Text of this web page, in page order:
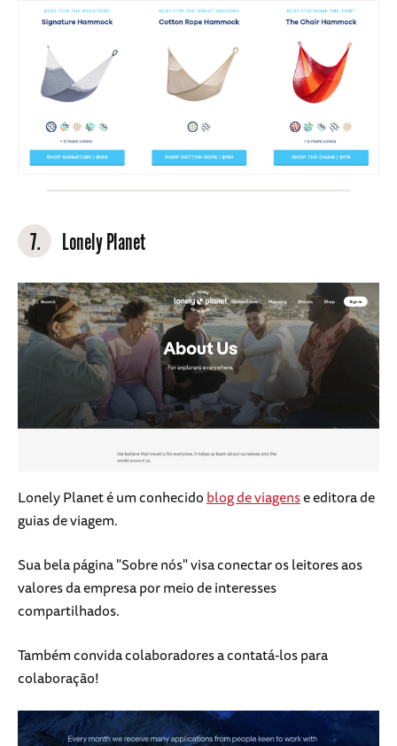
7. Lonely Planet
Lonely Planet é um conhecidoblog de viagense editora de
guias de viagem.
Sua bela página "Sobre nós" visa conectar os leitores aos
valores da empresa por meio de interesses
compartilhados.
Também convida colaboradores a contatá-los para
colaboração!